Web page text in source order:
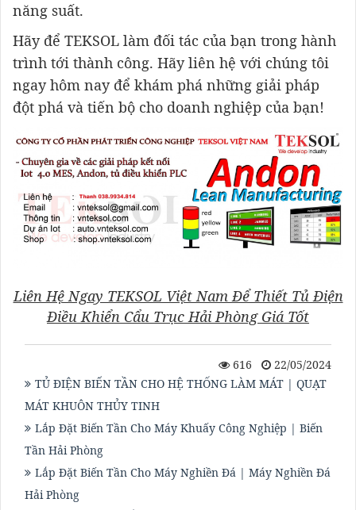
năng suất.
Hãy để TEKSOL làm đối tác của bạn trong hành
trình tới thành công. Hãy liên hệ với chúng tôi
ngay hôm nay để khám phá những giải pháp
đột phá và tiến bộ cho doanh nghiệp của bạn!
Liên Hệ Ngay TEKSOL Việt Nam Để Thiết Tủ Điện
Điều Khiển Cẩu Trục Hải Phòng Giá Tốt
616
22/05/2024
TỦ ĐIỆN BIẾN TẦN CHO HỆ THỐNG LÀM MÁT | QUẠT
MÁT KHUÔN THỦY TINH
Lắp Đặt Biến Tần Cho Máy Khuấy Công Nghiệp | Biến
Tần Hải Phòng
Lắp Đặt Biến Tần Cho Máy Nghiền Đá | Máy Nghiền Đá
Hải Phòng